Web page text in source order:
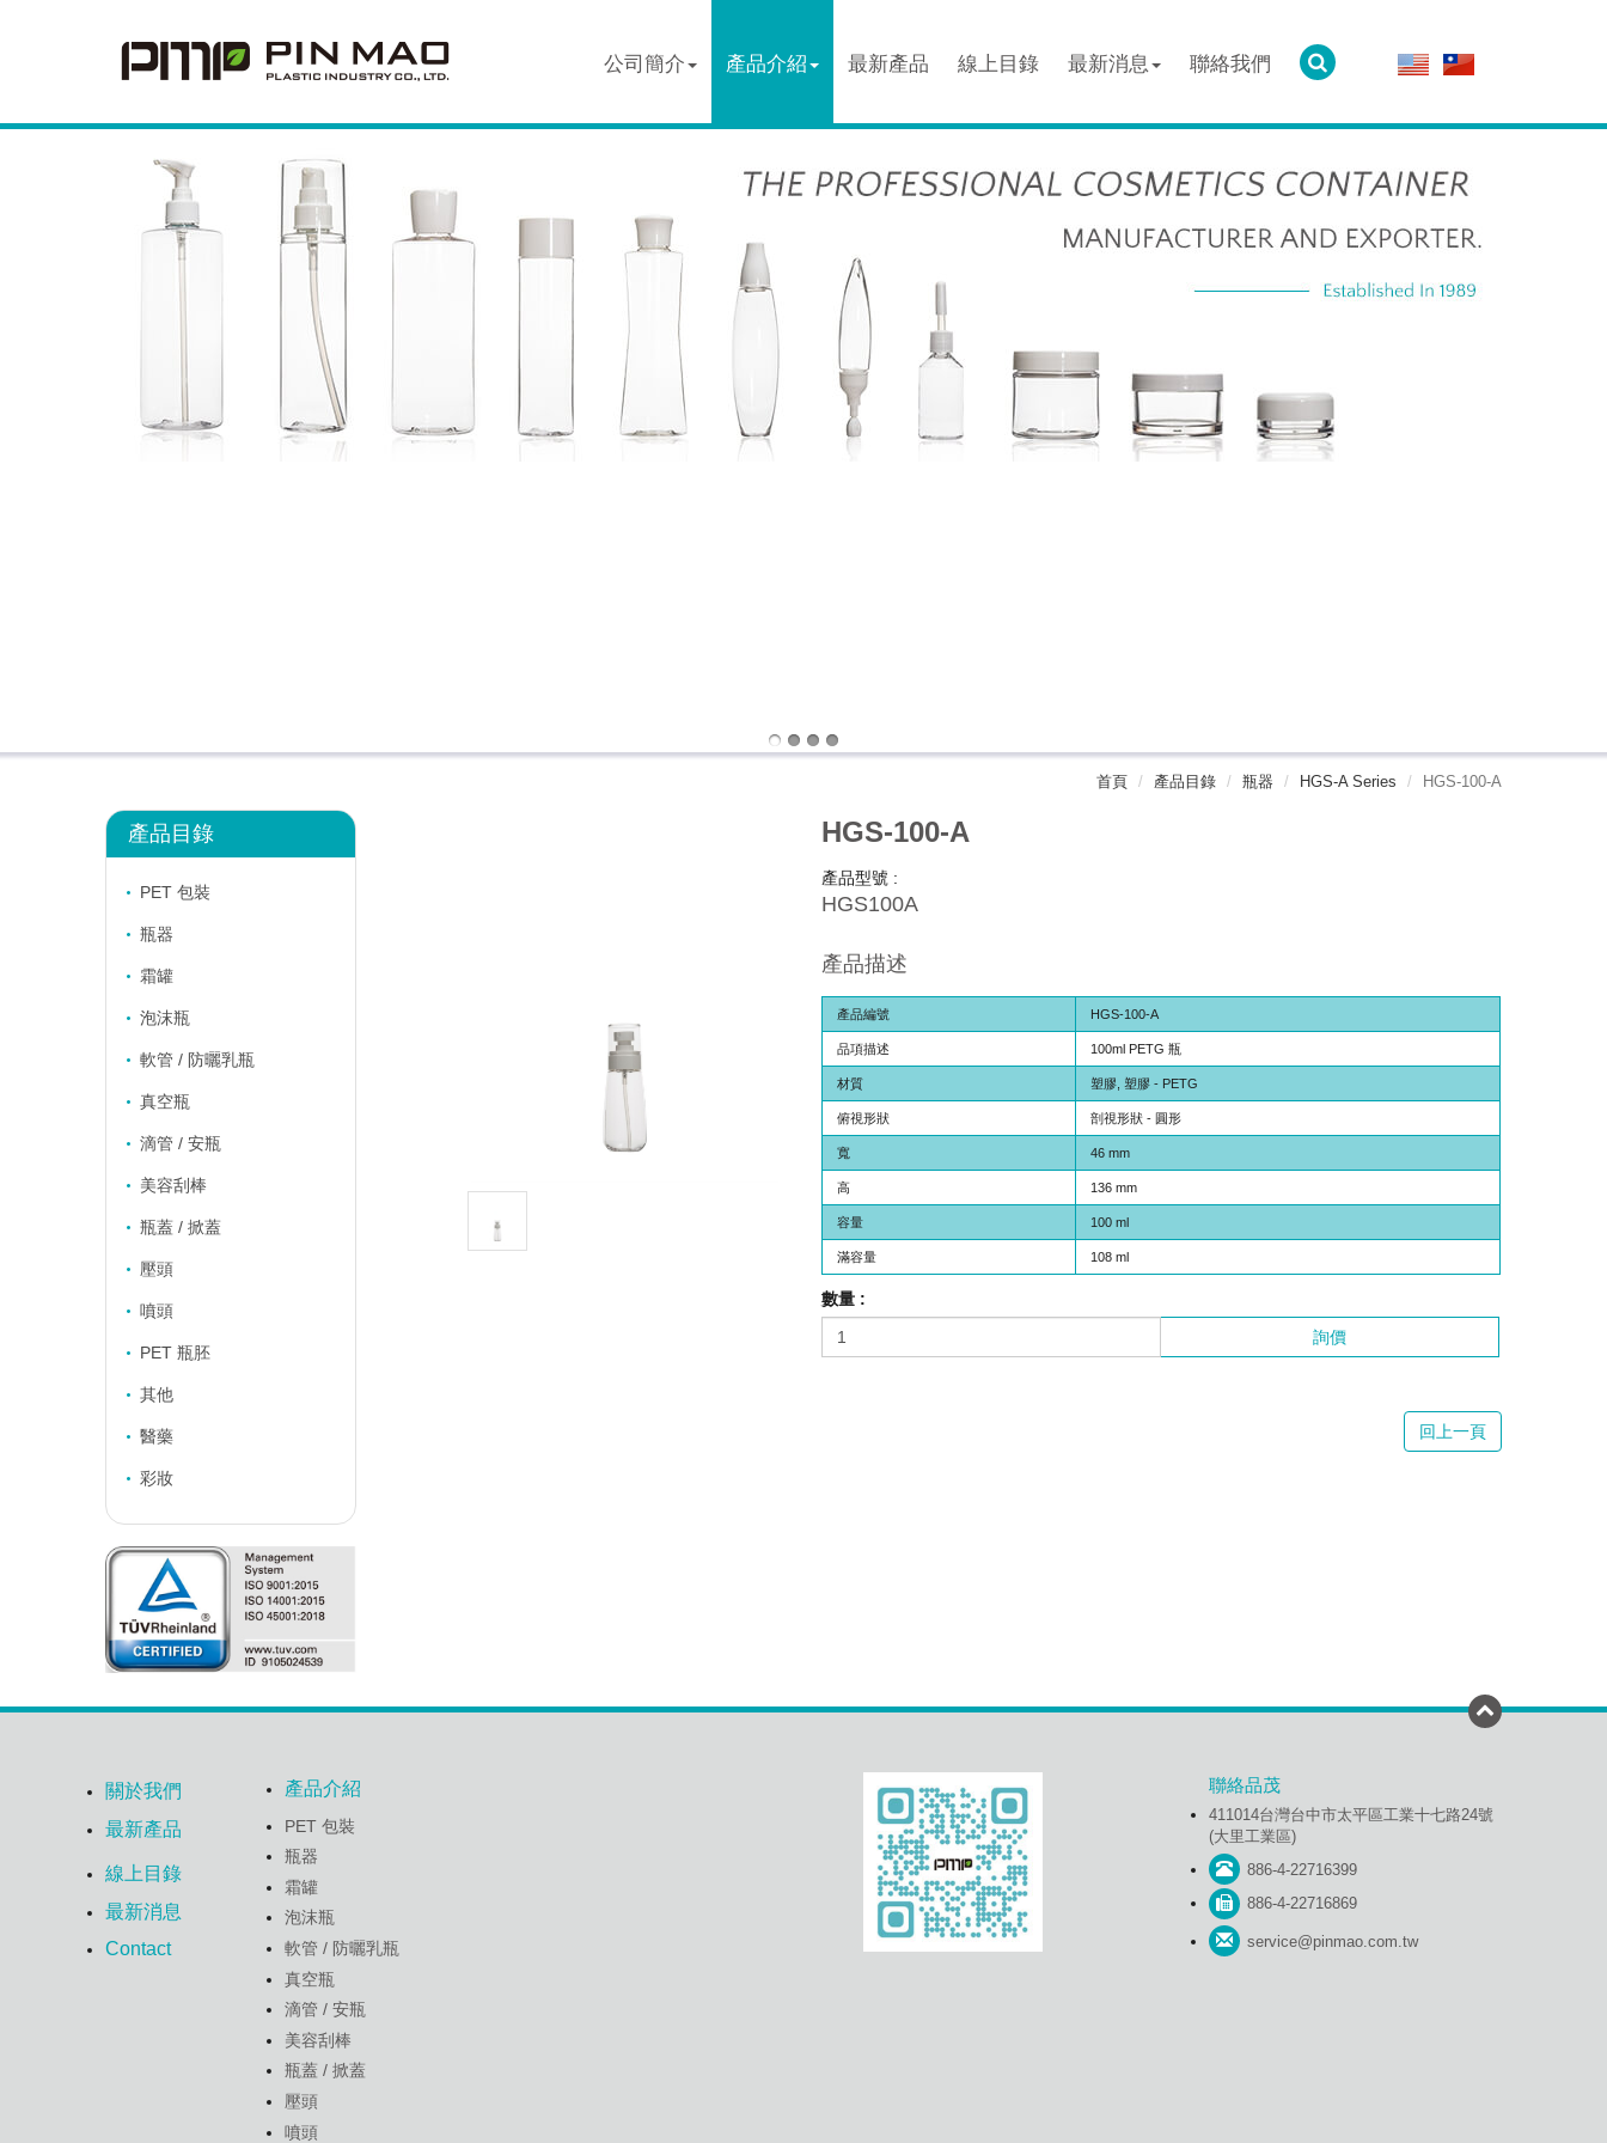
公司簡介 產品介紹 最新產品 線上目錄 最新消息 聯絡我們
首頁 產品目錄 瓶器 HGS-A Series HGS-100-A
HGS-100-A
產品型號 :
HGS100A
產品描述
產品編號 HGS-100-A
品項描述 100ml PETG 瓶
材質 塑膠, 塑膠 - PETG
俯視形狀 剖視形狀 - 圓形
寬 46 mm
高 136 mm
容量 100 ml
滿容量 108 ml
數量 :
詢價
回上一頁
產品目錄
PET 包裝
瓶器
霜罐
泡沫瓶
軟管 / 防曬乳瓶
真空瓶
滴管 / 安瓶
美容刮棒
瓶蓋 / 掀蓋
壓頭
噴頭
PET 瓶胚
其他
醫藥
彩妝
關於我們
最新產品
線上目錄
最新消息
Contact
產品介紹
PET 包裝
瓶器
霜罐
泡沫瓶
軟管 / 防曬乳瓶
真空瓶
滴管 / 安瓶
美容刮棒
瓶蓋 / 掀蓋
壓頭
噴頭
聯絡品茂
411014台灣台中市太平區工業十七路24號
(大里工業區)
886-4-22716399
886-4-22716869
service@pinmao.com.tw